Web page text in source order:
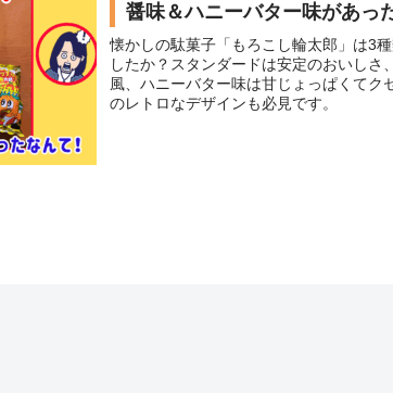
醤味＆ハニーバター味があっ
懐かしの駄菓子「もろこし輪太郎」は3
したか？スタンダードは安定のおいしさ
風、ハニーバター味は甘じょっぱくてク
のレトロなデザインも必見です。